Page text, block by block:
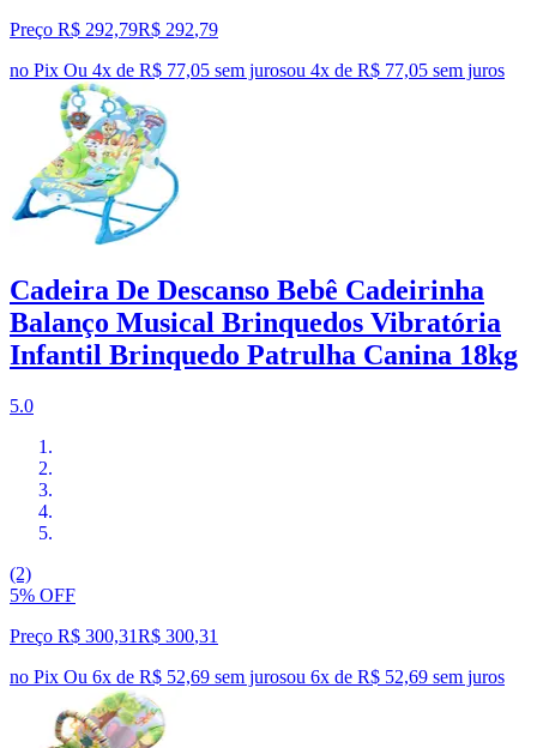
Preço R$ 292,79R$ 292,79
no Pix Ou 4x de R$ 77,05 sem jurosou 4x de R$ 77,05 sem juros
Cadeira De Descanso Bebê Cadeirinha
Balanço Musical Brinquedos Vibratória
Infantil Brinquedo Patrulha Canina 18kg
5.0
(2)
5% OFF
Preço R$ 300,31R$ 300,31
no Pix Ou 6x de R$ 52,69 sem jurosou 6x de R$ 52,69 sem juros